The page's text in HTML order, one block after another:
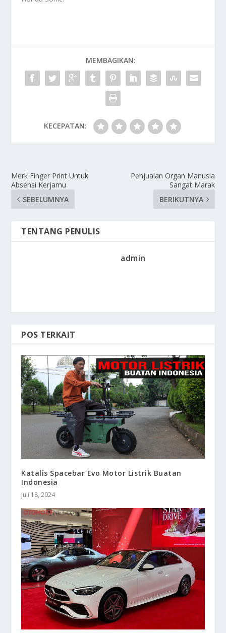
MEMBAGIKAN:
KECEPATAN:
Merk Finger Print Untuk
Absensi Kerjamu
SEBELUMNYA
Penjualan Organ Manusia
Sangat Marak
BERIKUTNYA
TENTANG PENULIS
admin
POS TERKAIT
Katalis Spacebar Evo Motor Listrik Buatan
Indonesia
Juli 18, 2024